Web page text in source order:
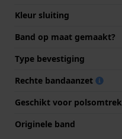
Kleur sluiting
Band op maat gemaakt?
Type bevestiging
Rechte bandaanzet
Geschikt voor polsomtrek
Originele band